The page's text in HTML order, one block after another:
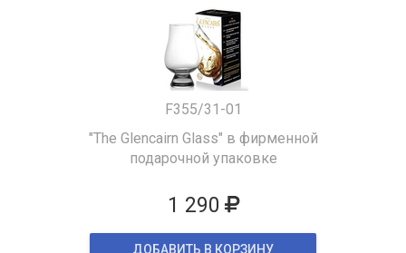
F355/31-01
"The Glencairn Glass" в фирменной
подарочной упаковке
1 290
ДОБАВИТЬ В КОРЗИНУ